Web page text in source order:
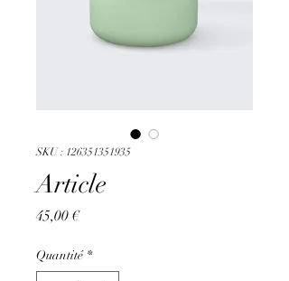
SKU : 126351351935
Article
45,00 €Prix
Quantité *